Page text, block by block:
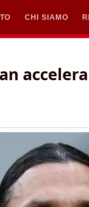
CHI SIAMO